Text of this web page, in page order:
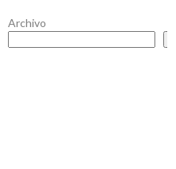
Archivo